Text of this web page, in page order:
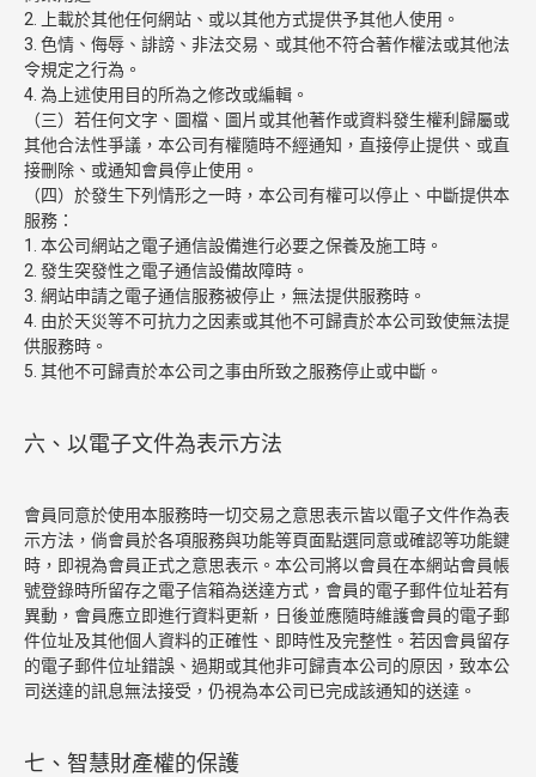
2. 上載於其他任何網站、或以其他方式提供予其他人使用。
3. 色情、侮辱、誹謗、非法交易、或其他不符合著作權法或其他法
令規定之行為。
4. 為上述使用目的所為之修改或編輯。
（三）若任何文字、圖檔、圖片或其他著作或資料發生權利歸屬或
其他合法性爭議，本公司有權隨時不經通知，直接停止提供、或直
接刪除、或通知會員停止使用。
（四）於發生下列情形之一時，本公司有權可以停止、中斷提供本
服務：
1. 本公司網站之電子通信設備進行必要之保養及施工時。
2. 發生突發性之電子通信設備故障時。
3. 網站申請之電子通信服務被停止，無法提供服務時。
4. 由於天災等不可抗力之因素或其他不可歸責於本公司致使無法提
供服務時。
5. 其他不可歸責於本公司之事由所致之服務停止或中斷。
六、以電子文件為表示方法
會員同意於使用本服務時一切交易之意思表示皆以電子文件作為表
示方法，倘會員於各項服務與功能等頁面點選同意或確認等功能鍵
時，即視為會員正式之意思表示。本公司將以會員在本網站會員帳
號登錄時所留存之電子信箱為送達方式，會員的電子郵件位址若有
異動，會員應立即進行資料更新，日後並應隨時維護會員的電子郵
件位址及其他個人資料的正確性、即時性及完整性。若因會員留存
的電子郵件位址錯誤、過期或其他非可歸責本公司的原因，致本公
司送達的訊息無法接受，仍視為本公司已完成該通知的送達。
七、智慧財產權的保護